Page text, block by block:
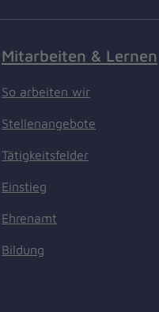
Mitarbeiten & Lernen
So arbeiten wir
Stellenangebote
Tätigkeitsfelder
Einstieg
Ehrenamt
Bildung